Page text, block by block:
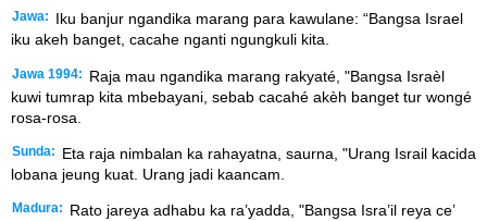
Jawa:
Iku banjur ngandika marang para kawulane: “Bangsa Israel
iku akeh banget, cacahe nganti ngungkuli kita.
Jawa 1994:
Raja mau ngandika marang rakyaté, "Bangsa Israèl
kuwi tumrap kita mbebayani, sebab cacahé akèh banget tur wongé
rosa-rosa.
Sunda:
Eta raja nimbalan ka rahayatna, saurna, "Urang Israil kacida
lobana jeung kuat. Urang jadi kaancam.
Madura:
Rato jareya adhabu ka ra’yadda, "Bangsa Isra’il reya ce’